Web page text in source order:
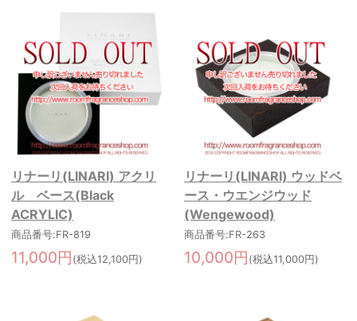
リナーリ(LINARI) アクリ
ル ベース(Black
ACRYLIC)
商品番号:FR-819
11,000円 (税込12,100円)
リナーリ(LINARI) ウッドベ
ース・ウエンジウッド
(Wengewood)
商品番号:FR-263
10,000円 (税込11,000円)